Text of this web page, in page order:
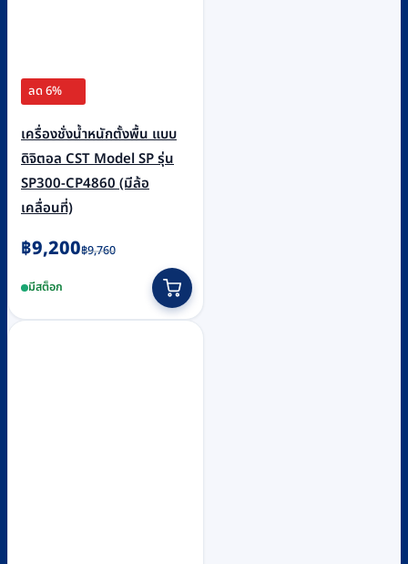
ลด 6%
เครื่องชั่งน้ำหนักตั้งพื้น แบบ
ดิจิตอล CST Model SP รุ่น
SP300-CP4860 (มีล้อ
เคลื่อนที่)
฿9,760
Original
was:
฿9,760.
฿9,200
Current
is:
฿9,200.
มีสต็อก